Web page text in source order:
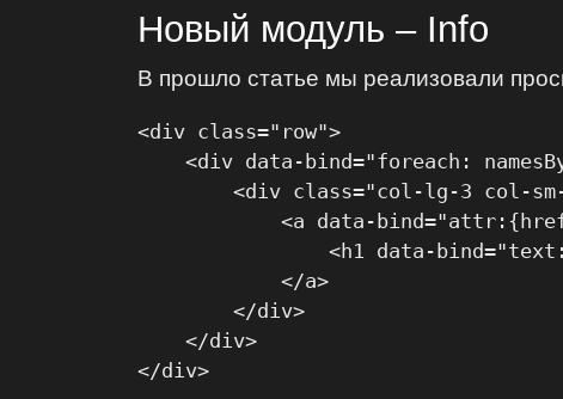
Новый модуль – Info
В прошло статье мы реализовали
<div class="row">
<div data-bind="foreach:
<div class="col-lg-3 col-
<a data-
<h1 data-
            </a>
        </div>
    </div>
</div>